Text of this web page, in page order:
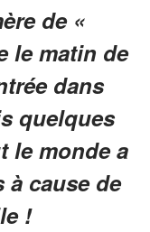
de «
le matin de
dans
quelques
le monde a
à cause de
!